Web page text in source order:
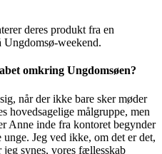
deres produkt fra en
Ungdomsø-weekend.
omkring Ungdomsøen?
når der ikke bare sker møder
hovedsagelige målgruppe, men
Anne inde fra kontoret begynder
Jeg ved ikke, om det er det,
synes, vores fællesskab